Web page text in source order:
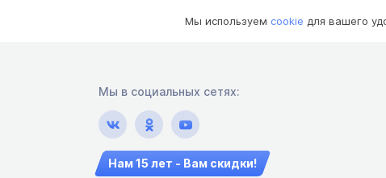
Мы используем cookie для вашего
Мы в социальных сетях:
Нам 15 лет - Вам скидки!